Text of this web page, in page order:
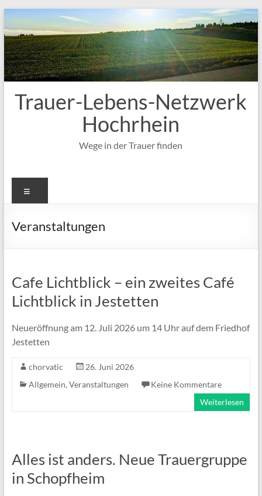
Inhalt
springen
Trauer-Lebens-Netzwerk
Hochrhein
Wege in der Trauer finden
Veranstaltungen
Cafe Lichtblick – ein zweites Café
Lichtblick in Jestetten
Neueröffnung am 12. Juli 2026 um 14 Uhr auf dem Friedhof
Jestetten
chorvatic
26. Juni 2026
Allgemein, Veranstaltungen
Keine Kommentare
Weiterlesen
Alles ist anders. Neue Trauergruppe
in Schopfheim